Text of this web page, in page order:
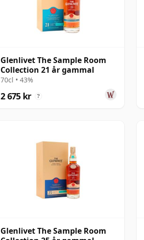
Glenlivet The Sample Room
Collection 21 år gammal
70cl • 43%
2 675 kr ?
Glenlivet The Sample Room